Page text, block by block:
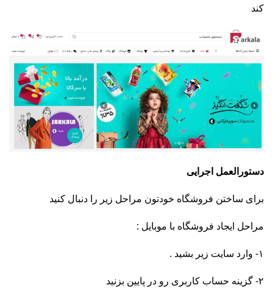
کند
دستورالعمل اجرایی
برای ساختن فروشگاه خودتون مراحل زیر را دنبال کنید
مراحل ایجاد فروشگاه با موبایل :
۱- وارد سایت زیر بشید .
۲- گزینه حساب کاربری رو در پایین بزنید